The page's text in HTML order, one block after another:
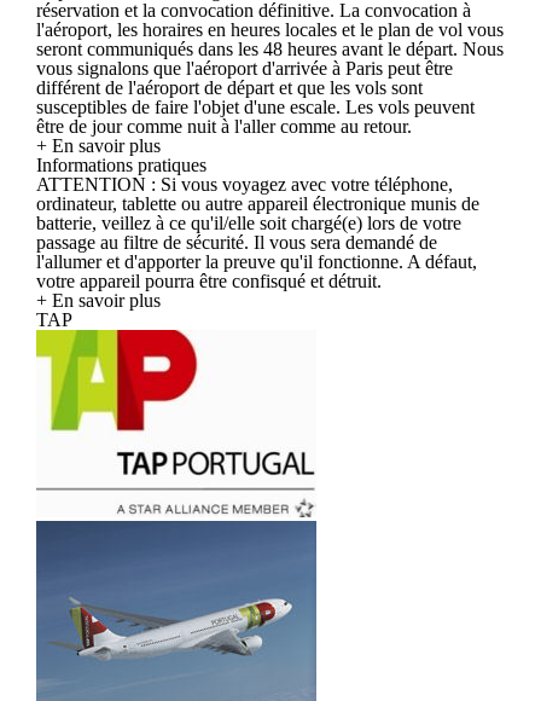
réservation et la convocation définitive. La convocation à
l'aéroport, les horaires en heures locales et le plan de vol vous
seront communiqués dans les 48 heures avant le départ. Nous
vous signalons que l'aéroport d'arrivée à Paris peut être
différent de l'aéroport de départ et que les vols sont
susceptibles de faire l'objet d'une escale. Les vols peuvent
être de jour comme nuit à l'aller comme au retour.
+ En savoir plus
Informations pratiques
ATTENTION : Si vous voyagez avec votre téléphone,
ordinateur, tablette ou autre appareil électronique munis de
batterie, veillez à ce qu'il/elle soit chargé(e) lors de votre
passage au filtre de sécurité. Il vous sera demandé de
l'allumer et d'apporter la preuve qu'il fonctionne. A défaut,
votre appareil pourra être confisqué et détruit.
+ En savoir plus
TAP